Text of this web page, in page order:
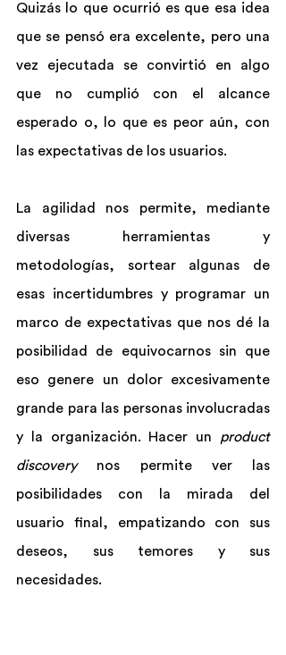
Quizás lo que ocurrió es que esa idea
que se pensó era excelente, pero una
vez ejecutada se convirtió en algo
que no cumplió con el alcance
esperado o, lo que es peor aún, con
las expectativas de los usuarios.
La agilidad nos permite, mediante
diversas herramientas y
metodologías, sortear algunas de
esas incertidumbres y programar un
marco de expectativas que nos dé la
posibilidad de equivocarnos sin que
eso genere un dolor excesivamente
grande para las personas involucradas
y la organización. Hacer un product
discovery nos permite ver las
posibilidades con la mirada del
usuario final, empatizando con sus
deseos, sus temores y sus
necesidades.